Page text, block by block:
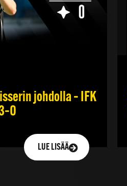
johdolla – IFK
LUE LISÄÄ